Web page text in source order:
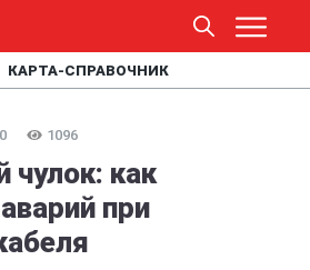
КАРТА-СПРАВОЧНИК
1096
чулок: как
при